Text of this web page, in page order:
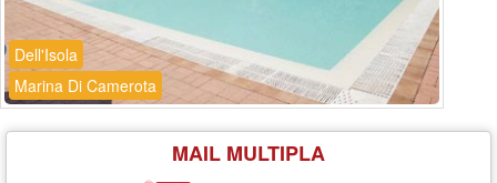
Dell'Isola
Marina Di Camerota
MAIL MULTIPLA